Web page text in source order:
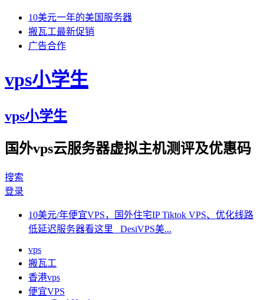
10美元一年的美国服务器
搬瓦工最新促销
广告合作
vps小学生
vps小学生
国外vps云服务器虚拟主机测评及优惠码
搜索
登录
10美元/年便宜VPS，国外住宅IP Tiktok VPS、优化线路
低延迟服务器看这里 DesiVPS美...
vps
搬瓦工
香港vps
便宜VPS